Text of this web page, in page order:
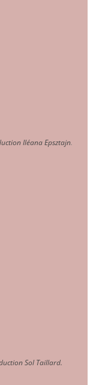
Iléana Epsztajn.
Sol Taillard.